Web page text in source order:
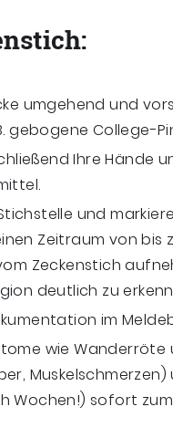
umgehend und
gebogene College-
Ihre Hände
und
Zeitraum von bis
Zeckenstich
deutlich zu
im
wie
Wochen!) sofort zum